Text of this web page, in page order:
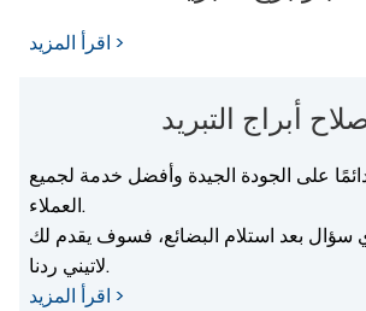
اقرأ المزيد >
أبراج التبريد
دائمًا على الجودة الجيدة وأفضل خدمة لجميع
العملاء.
سؤال بعد استلام البضائع، فسوف يقدم لك
لاتيني ردنا.
اقرأ المزيد >